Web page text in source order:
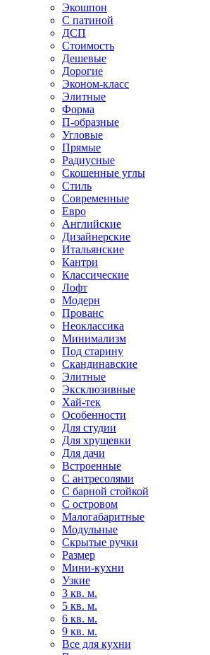
Экошпон
С патиной
ДСП
Стоимость
Дешевые
Дорогие
Эконом-класс
Элитные
Форма
П-образные
Угловые
Прямые
Радиусные
Скошенные углы
Стиль
Современные
Евро
Английские
Дизайнерские
Итальянские
Кантри
Классические
Лофт
Модерн
Прованс
Неоклассика
Минимализм
Под старину
Скандинавские
Элитные
Эксклюзивные
Хай-тек
Особенности
Для студии
Для хрущевки
Для дачи
Встроенные
С антресолями
С барной стойкой
С островом
Малогабаритные
Модульные
Скрытые ручки
Размер
Мини-кухни
Узкие
3 кв. м.
5 кв. м.
6 кв. м.
9 кв. м.
Все для кухни